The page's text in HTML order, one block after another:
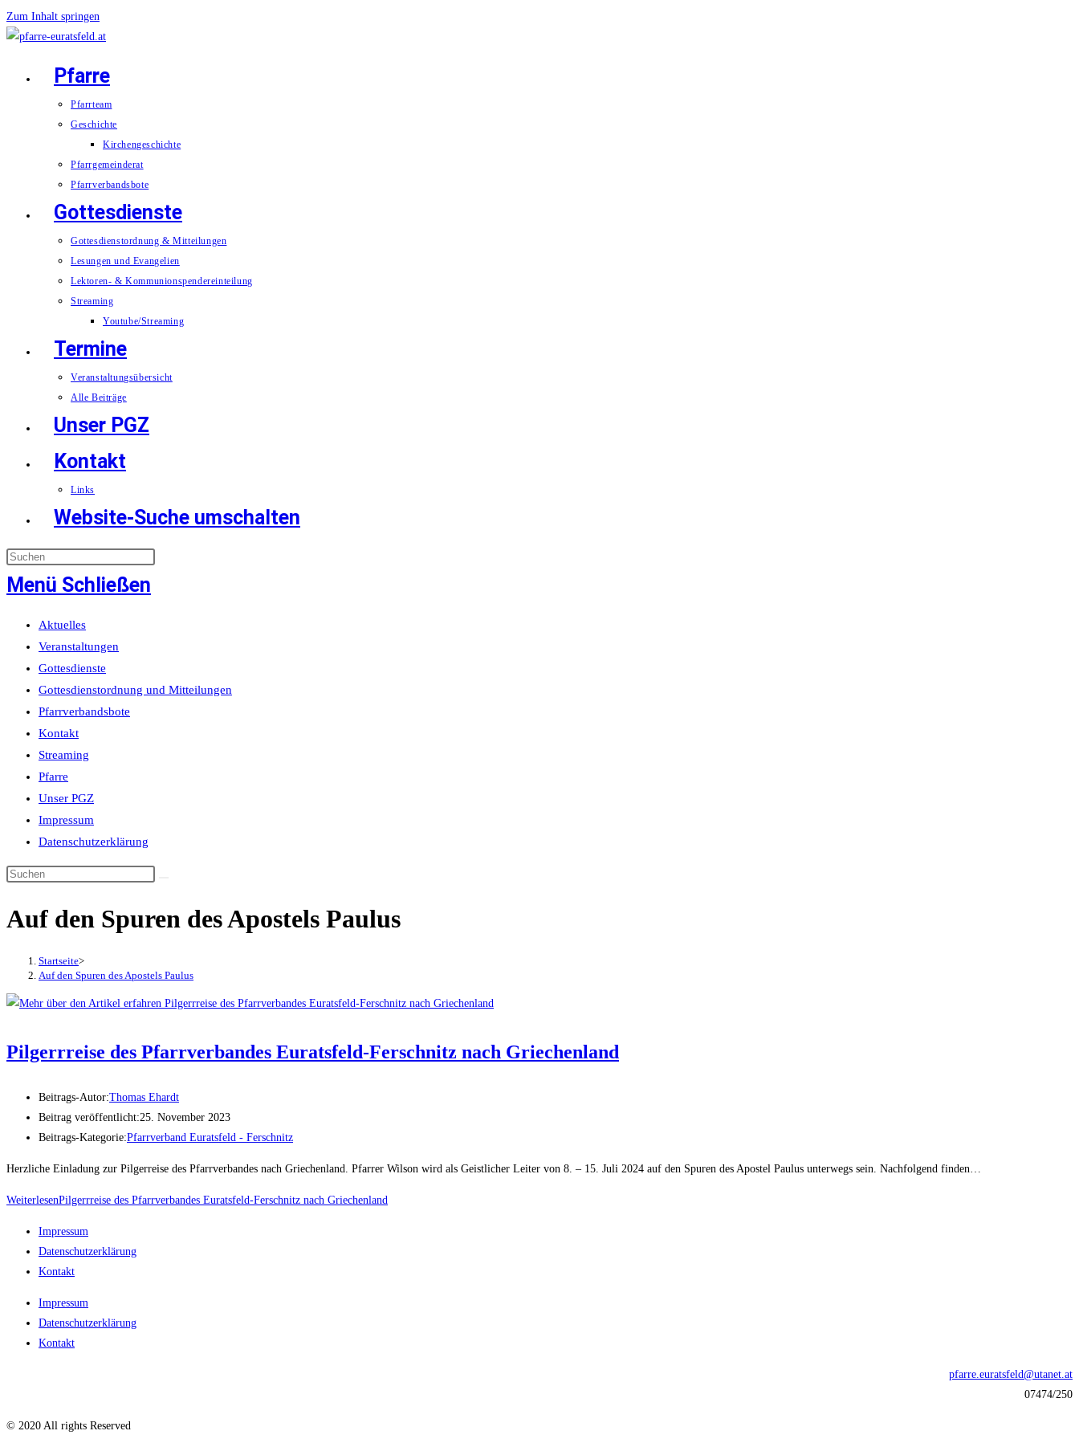
Zum Inhalt springen
Pfarre
Pfarrteam
Geschichte
Kirchengeschichte
Pfarrgemeinderat
Pfarrverbandsbote
Gottesdienste
Gottesdienstordnung & Mitteilungen
Lesungen und Evangelien
Lektoren- & Kommunionspendereinteilung
Streaming
Youtube/Streaming
Termine
Veranstaltungsübersicht
Alle Beiträge
Unser PGZ
Kontakt
Links
Website-Suche umschalten
Menü Schließen
Aktuelles
Veranstaltungen
Gottesdienste
Gottesdienstordnung und Mitteilungen
Pfarrverbandsbote
Kontakt
Streaming
Pfarre
Unser PGZ
Impressum
Datenschutzerklärung
Auf den Spuren des Apostels Paulus
Startseite>
Auf den Spuren des Apostels Paulus
Pilgerrreise des Pfarrverbandes Euratsfeld-Ferschnitz nach Griechenland
Beitrags-Autor:Thomas Ehardt
Beitrag veröffentlicht:25. November 2023
Beitrags-Kategorie:Pfarrverband Euratsfeld - Ferschnitz
Herzliche Einladung zur Pilgerreise des Pfarrverbandes nach Griechenland. Pfarrer Wilson wird als Geistlicher Leiter von 8. – 15. Juli 2024 auf den Spuren des Apostel Paulus unterwegs sein. Nachfolgend finden…
WeiterlesenPilgerrreise des Pfarrverbandes Euratsfeld-Ferschnitz nach Griechenland
Impressum
Datenschutzerklärung
Kontakt
Impressum
Datenschutzerklärung
Kontakt
pfarre.euratsfeld@utanet.at
07474/250
© 2020 All rights Reserved